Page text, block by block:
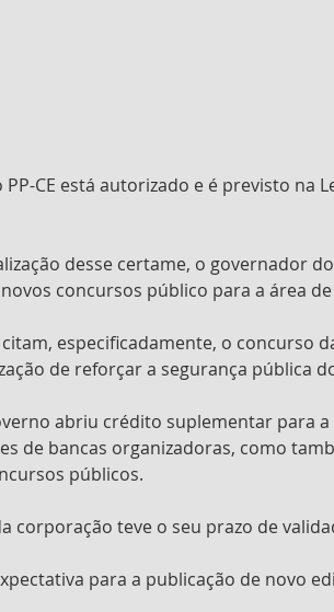
CE está autorizado e é previsto na
desse certame, o governador
concursos público para a área
especificadamente, o concurso
de reforçar a segurança pública
abriu crédito suplementar para a
de bancas organizadoras, como
públicos.
corporação teve o seu prazo de
para a publicação de novo